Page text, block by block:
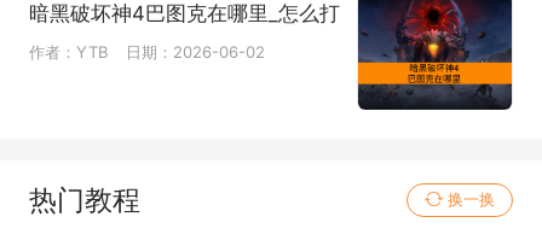
暗黑破坏神4巴图克在哪里_怎么打
作者：YTB 日期：2026-06-02
热门教程 换一换